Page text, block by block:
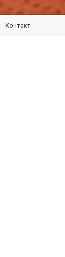
Контакт